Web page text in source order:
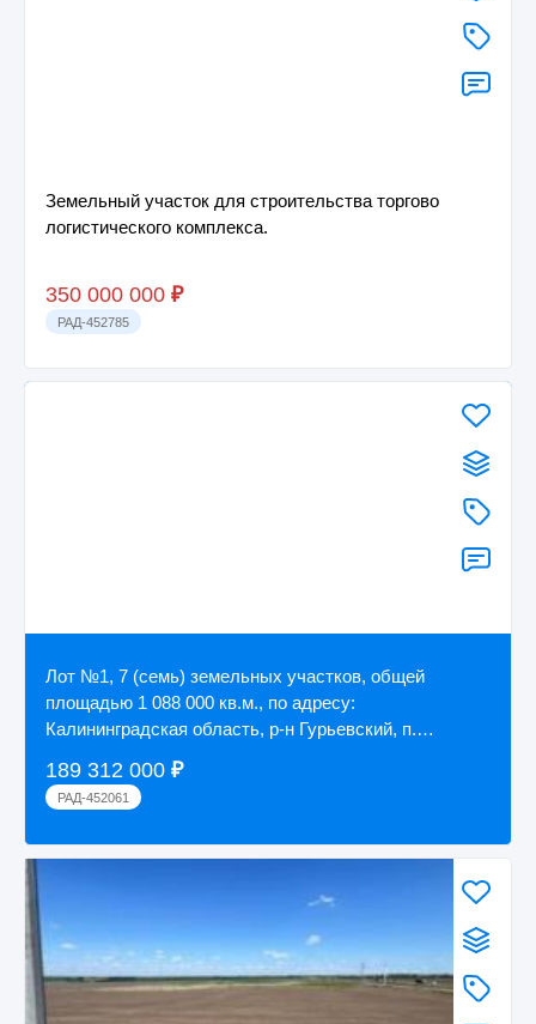
Земельный участок для строительства торгово
логистического комплекса.
350 000 000 ₽
РАД-452785
Лот №1, 7 (семь) земельных участков, общей
площадью 1 088 000 кв.м., по адресу:
Калининградская область, р-н Гурьевский, п.
189 312 000 ₽
РАД-452061